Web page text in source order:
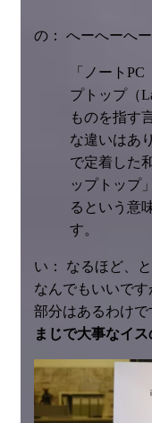
の： へーへーへー
「ノート
プトップ（
ものを指す
な違いはあ
で定着した
ップトップ
るという意
す。
い： なるほど、
なんでもいいで
部分はあるわけで
まじで大事なイス